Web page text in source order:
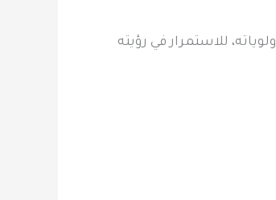
للاستمرار في رؤيته